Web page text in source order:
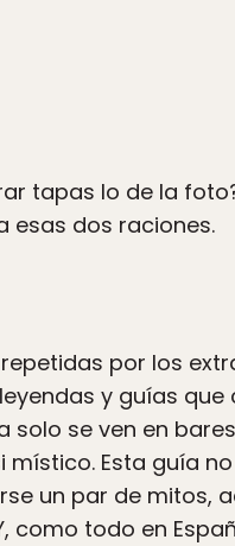
tapas lo de la
esas dos raciones.
por los
y guías
solo se ven en
Esta guía
un par de mitos,
como todo en